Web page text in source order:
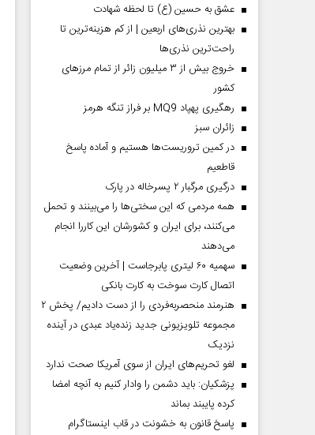
عشق به حسین (ع) تا لحظه شهادت
بهترین نذری‌های اربعین | از کم هزینه‌ترین تا
راحت‌ترین نذری‌ها
خروج بیش از ۳ میلیون زائر از تمام مرز‌های
کشور
رهگیری پهپاد MQ9 بر فراز تنگه هرمز
‌زائران سبز
در کمین تروریست‌ها هستیم و آماده پاسخ
قاطعیم
درگیری مرگبار ۲ پسرخاله در پارک
همه مردمی که این سختی‌ها را می‌بینند و تحمل
می‌کنند، برای ایران و کشورشان این کاررا انجام
می‌دهند
سهمیه ۶۰ لیتری پابرجاست | آخرین وضعیت
اتصال کارت سوخت به کارت بانکی
هنرمند منحصر‌به‌فردی را از دست دادیم/ پخش ۲
مجموعه تلویزیونی جدید زنده‌یاد عبدی در آینده
نزدیک
لغو تحریم‌های ایران از سوی آمریکا صحت ندارد
پزشکیان: باید دشمن را وادار کنیم به آنچه امضا
کرده پایبند بماند
پاسخ قانون به خشونت در قاب اینستاگرام